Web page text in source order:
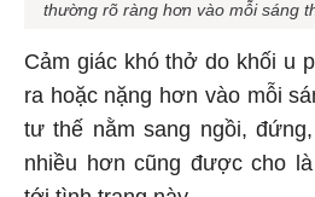
thường rõ ràng hơn vào mỗi sáng
Cảm giác khó thở do khối u
ra hoặc nặng hơn vào mỗi
tư thế nằm sang ngồi,
nhiều hơn cũng được cho